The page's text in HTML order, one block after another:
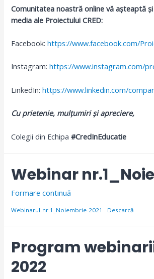
Comunitatea noastră online vă așteaptă
media ale Proiectului CRED:
Facebook: https://www.facebook.com/
Instagram:https://www.instagram.com/
LinkedIn:https://www.linkedin.com/
Cu prietenie, mulțumiri și apreciere,
Colegii din Echipa#CredInEducatie
Webinar
Formare continuă
Webinarul-nr.1_Noiembrie-2021 Descarcă
Program
2022